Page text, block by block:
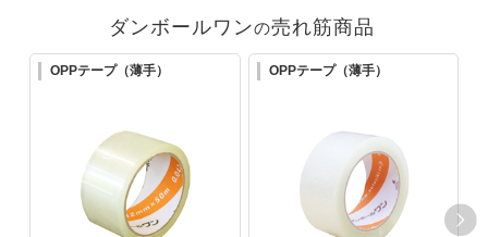
ダンボールワンの売れ筋商品
OPPテープ（薄手） OPPテープ（薄手）